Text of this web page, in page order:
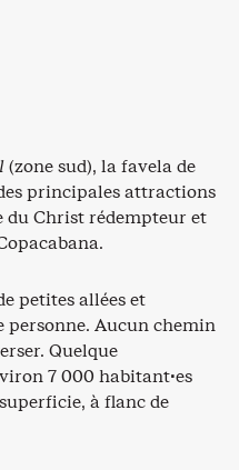
(zone sud), la favela de
principales attractions
du Christ rédempteur et
petites allées et
personne. Aucun chemin
Quelque
7 000 habitant·es
à flanc de